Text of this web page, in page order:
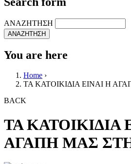
ΑΝΑΖΗΤΗΣΗ
You are here
Home ›
ΤΑ ΚΑΤΟΙΚΙΔΙΑ ΕΙΝΑΙ Η
BACK
ΤΑ ΚΑΤΟΙΚΙΔΙΑ
ΑΓΑΠΗ ΜΑΣ